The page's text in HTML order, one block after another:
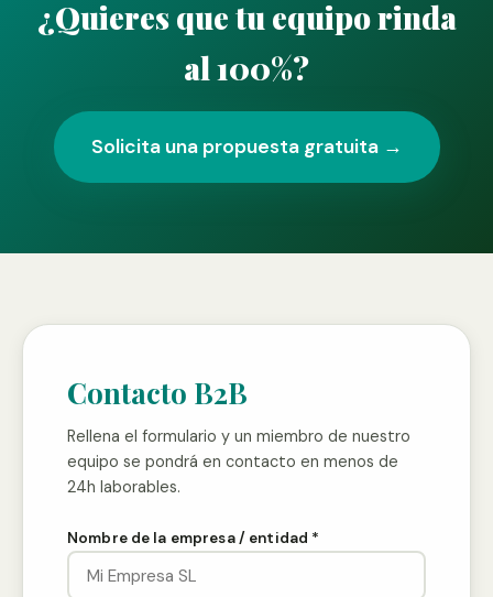
¿Quieres que tu equipo rinda
al 100%?
Solicita una propuesta gratuita →
Contacto B2B
Rellena el formulario y un miembro de nuestro
equipo se pondrá en contacto en menos de
24h laborables.
Nombre de la empresa / entidad *